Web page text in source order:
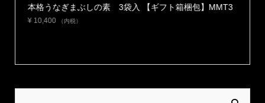
本格うなぎまぶしの素 3袋入 【ギフト箱梱包】MMT3
¥10,400 （内税）